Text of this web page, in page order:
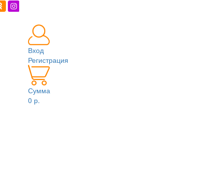
Вход
Регистрация
Сумма
0 р.